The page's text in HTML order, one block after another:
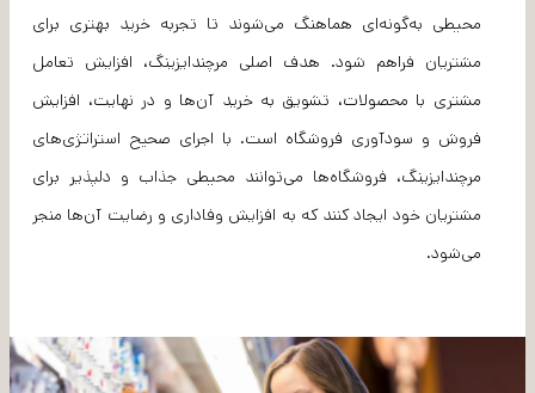
محیطی به‌گونه‌ای هماهنگ می‌شوند تا تجربه خرید بهتری برای
مشتریان فراهم شود. هدف اصلی مرچندایزینگ، افزایش تعامل
مشتری با محصولات، تشویق به خرید آن‌ها و در نهایت، افزایش
فروش و سودآوری فروشگاه است. با اجرای صحیح استراتژی‌های
مرچندایزینگ، فروشگاه‌ها می‌توانند محیطی جذاب و دلپذیر برای
مشتریان خود ایجاد کنند که به افزایش وفاداری و رضایت آن‌ها منجر
می‌شود.